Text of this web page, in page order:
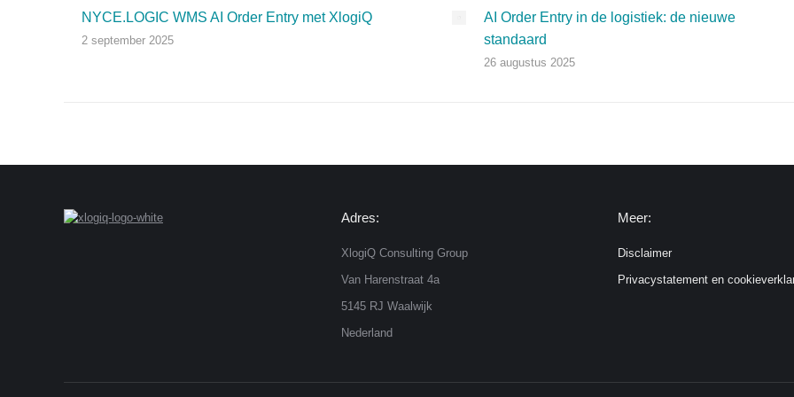
NYCE.LOGIC WMS AI Order Entry met XlogiQ
2 september 2025
AI Order Entry in de logistiek: de nieuwe
standaard
26 augustus 2025
Adres:
XlogiQ Consulting Group
Van Harenstraat 4a
5145 RJ Waalwijk
Nederland
Meer:
Disclaimer
Privacystatement en